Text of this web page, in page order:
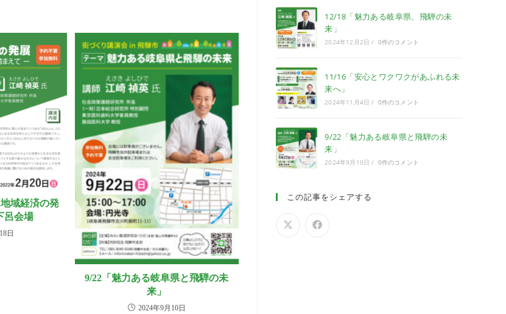
域経済の発
呂会場
日
9/22「魅力ある岐阜県と飛騨の未
来」
2024年9月10日
12/18「魅力ある岐阜県、飛騨の未
来」
2024年12月2日 / 0件のコメント
11/16「安心とワクワクがあふれる未
来へ」
2024年11月4日 / 0件のコメント
9/22「魅力ある岐阜県と飛騨の未
来」
2024年9月10日 / 0件のコメント
この記事をシェアする